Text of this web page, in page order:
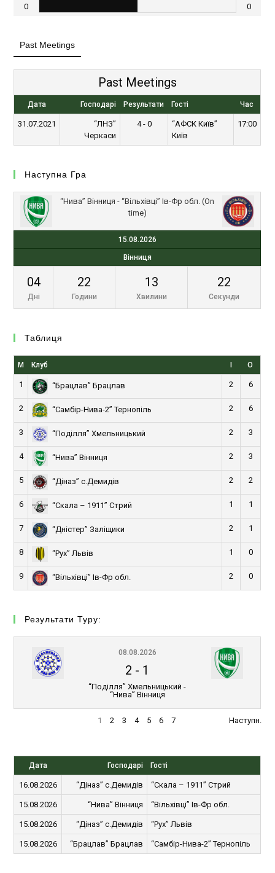
0 0
Past Meetings
Past Meetings
Дата Господарі Результати Гості Час
31.07.2021
“ЛНЗ”
Черкаси
4 - 0
“АФСК Київ”
Київ
17:00
Наступна Гра
“Нива” Вінниця - “Вільхівці” Ів-Фр обл. (On
time)
15.08.2026
Вінниця
04
Дні
22
Години
13
Хвилини
22
Секунди
Таблиця
М Клуб О
1 “Брацлав” Брацлав 2 6
2 “Самбір-Нива-2” Тернопіль 2 6
3 “Поділля” Хмельницький 2 3
4 “Нива” Вінниця 2 3
5 “Діназ” с.Демидів 2 2
6 “Скала – 1911” Стрий 1 1
7 “Дністер” Заліщики 2 1
8 “Рух” Львів 1 0
9 “Вільхівці” Ів-Фр обл. 2 0
Результати Туру:
08.08.2026
2 - 1
“Поділля” Хмельницький -
“Нива” Вінниця
1 2 3 4 5 6 7 Наступн.
Дата Господарі Гості
16.08.2026 “Діназ” с.Демидів “Скала – 1911” Стрий
15.08.2026 “Нива” Вінниця “Вільхівці” Ів-Фр обл.
15.08.2026 “Діназ” с.Демидів “Рух” Львів
15.08.2026 “Брацлав” Брацлав “Самбір-Нива-2” Тернопіль